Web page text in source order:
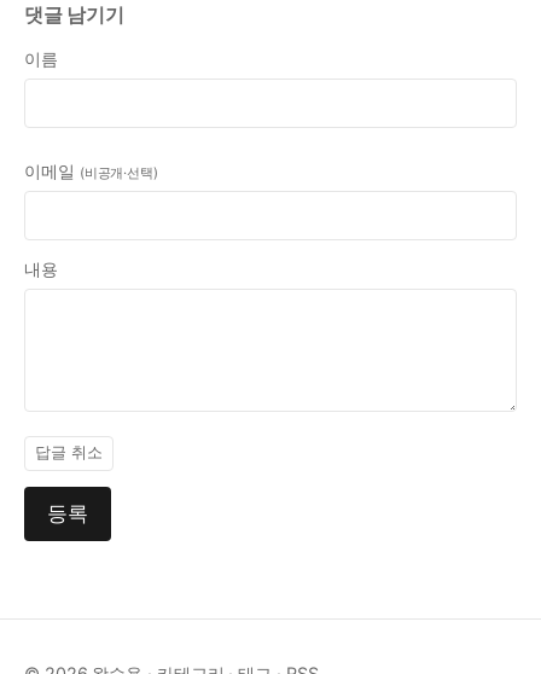
댓글 남기기
이름
이메일 (비공개·선택)
내용
답글 취소
등록